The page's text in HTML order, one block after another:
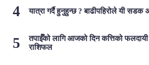
यात्रा गर्दै हुनुहुन्छ ? बाढीपहिरोले यी सडक
तपाईँको लागि आजको दिन कत्तिको फलदायी
राशिफल